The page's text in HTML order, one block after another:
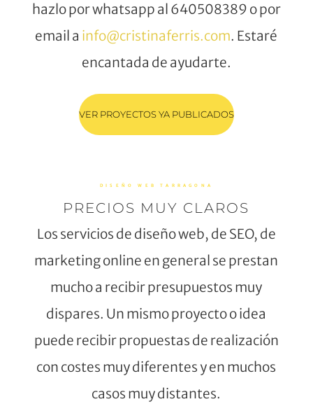
hazlo por whatsapp al 640508389 o por
email a info@cristinaferris.com. Estaré
encantada de ayudarte.
VER PROYECTOS YA PUBLICADOS
DISEÑO WEB TARRAGONA
PRECIOS MUY CLAROS
Los servicios de diseño web, de SEO, de
marketing online en general se prestan
mucho a recibir presupuestos muy
dispares. Un mismo proyecto o idea
puede recibir propuestas de realización
con costes muy diferentes y en muchos
casos muy distantes.